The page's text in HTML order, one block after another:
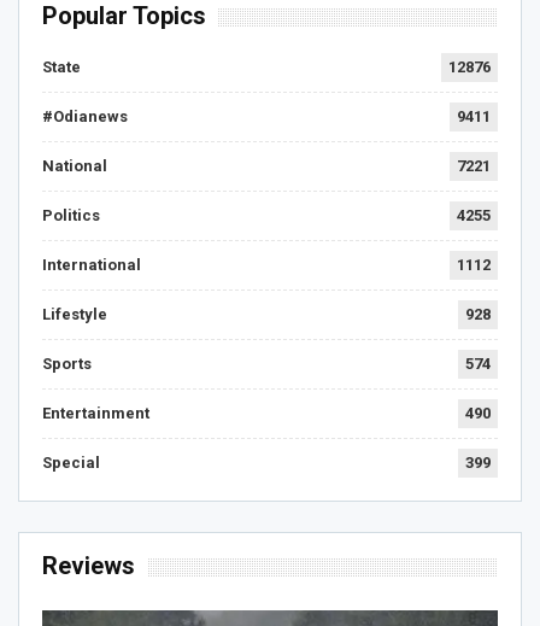
Popular Topics
State 12876
#Odianews 9411
National 7221
Politics 4255
International 1112
Lifestyle 928
Sports 574
Entertainment 490
Special 399
Reviews